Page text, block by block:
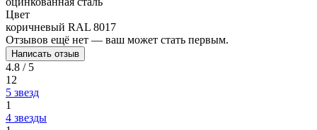
Цвет
коричневый RAL 8017
Отзывов ещё нет — ваш может стать первым.
Написать отзыв
4.8 / 5
12
5 звезд
1
4 звезды